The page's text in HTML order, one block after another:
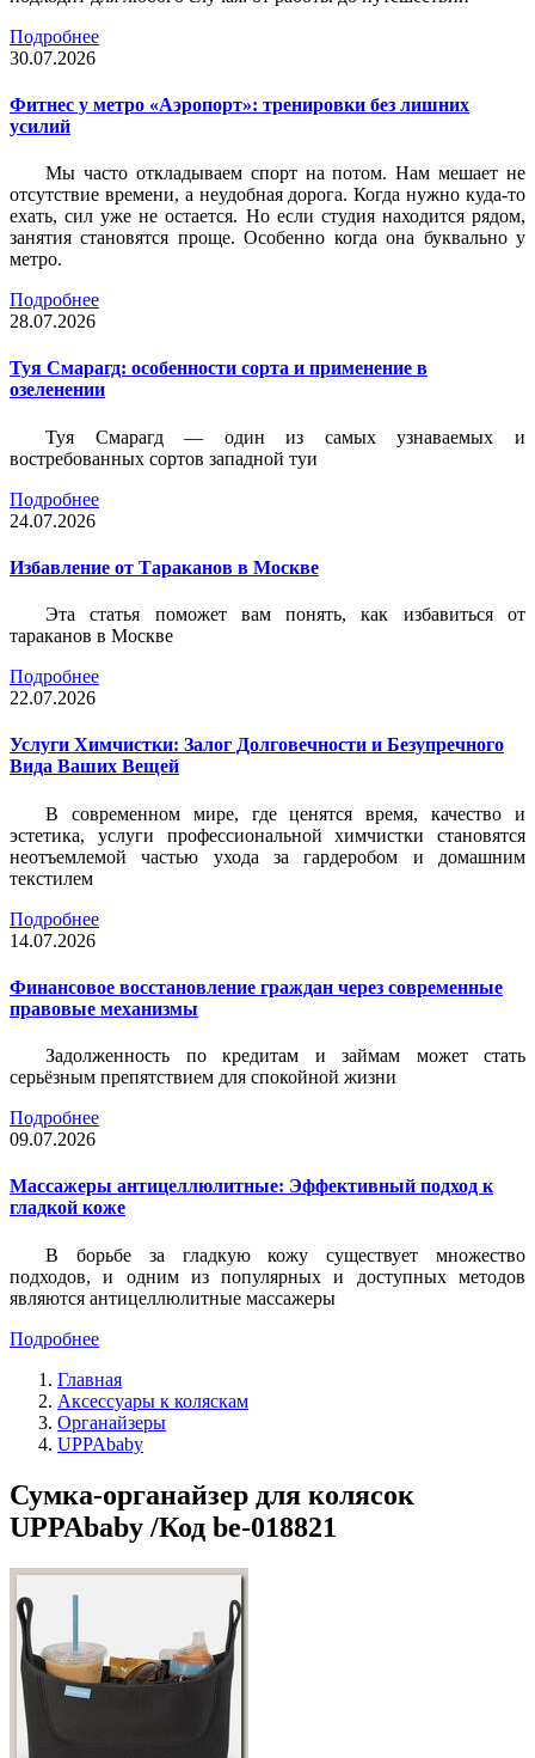
Подробнее
30.07.2026
Фитнес у метро «Аэропорт»: тренировки без лишних
усилий
Мы часто откладываем спорт на потом. Нам мешает не
отсутствие времени, а неудобная дорога. Когда нужно куда-то
ехать, сил уже не остается. Но если студия находится рядом,
занятия становятся проще. Особенно когда она буквально у
метро.
Подробнее
28.07.2026
Туя Смарагд: особенности сорта и применение в
озеленении
Туя Смарагд — один из самых узнаваемых и
востребованных сортов западной туи
Подробнее
24.07.2026
Избавление от Тараканов в Москве
Эта статья поможет вам понять, как избавиться от
тараканов в Москве
Подробнее
22.07.2026
Услуги Химчистки: Залог Долговечности и Безупречного
Вида Ваших Вещей
В современном мире, где ценятся время, качество и
эстетика, услуги профессиональной химчистки становятся
неотъемлемой частью ухода за гардеробом и домашним
текстилем
Подробнее
14.07.2026
Финансовое восстановление граждан через современные
правовые механизмы
Задолженность по кредитам и займам может стать
серьёзным препятствием для спокойной жизни
Подробнее
09.07.2026
Массажеры антицеллюлитные: Эффективный подход к
гладкой коже
В борьбе за гладкую кожу существует множество
подходов, и одним из популярных и доступных методов
являются антицеллюлитные массажеры
Подробнее
Главная
Аксессуары к коляскам
Органайзеры
UPPAbaby
Сумка-органайзер для колясок
UPPAbaby /Код be-018821